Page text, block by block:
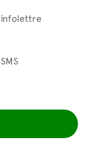
infolettre